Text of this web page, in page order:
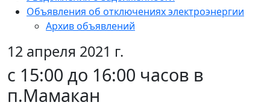
Объявления об отключениях электроэнергии
Архив объявлений
12 апреля 2021 г.
с 15:00 до 16:00 часов в
п.Мамакан